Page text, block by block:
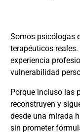
Somos psicólogas
terapéuticos
experiencia
vulnerabilidad
Porque incluso las
reconstruyen y
desde una mirada
sin prometer